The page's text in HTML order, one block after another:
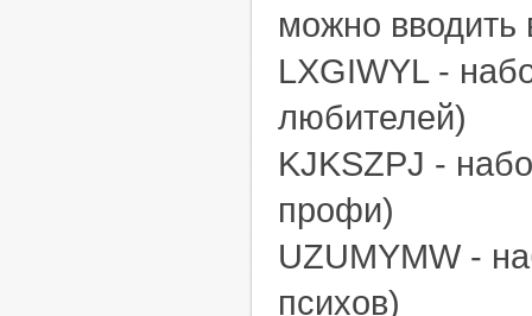
можно
LXGIWYL -
любителей)
KJKSZPJ -
профи)
UZUMYMW -
психов)